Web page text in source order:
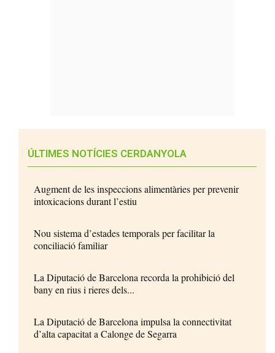
ÚLTIMES NOTÍCIES CERDANYOLA
Augment de les inspeccions alimentàries per prevenir
intoxicacions durant l’estiu
Nou sistema d’estades temporals per facilitar la
conciliació familiar
La Diputació de Barcelona recorda la prohibició del
bany en rius i rieres dels...
La Diputació de Barcelona impulsa la connectivitat
d’alta capacitat a Calonge de Segarra